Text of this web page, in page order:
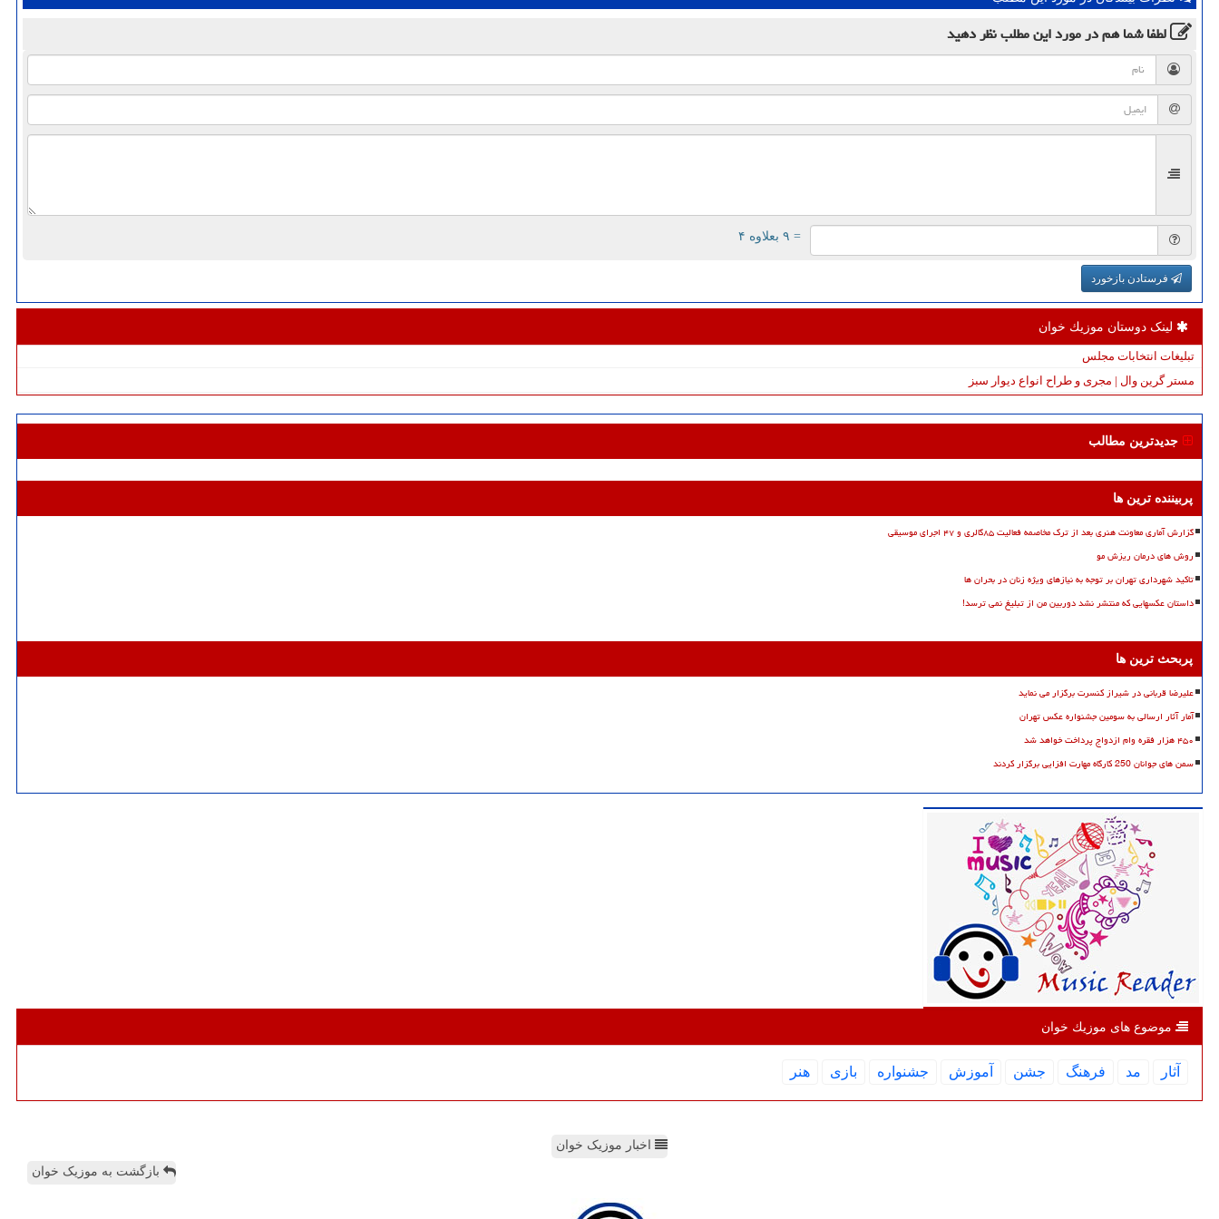
لطفا شما همدر مورد این مطلبنظر دهید
= ۹ بعلاوه ۴
فرستادن بازخورد
لینک دوستان موزیك خوان
تبلیغات انتخابات مجلس
مستر گرین وال | مجری و طراح انواع دیوار سبز
جدیدترین مطالب
پربیننده ترین ها
گزارش آماری معاونت هنری بعد از ترک مخاصمه فعالیت ۸۵گالری و ۴۷ اجرای موسیقی
روش های درمان ریزش مو
تاکید شهرداری تهران بر توجه به نیازهای ویژه زنان در بحران ها
داستان عکسهایی که منتشر نشد دوربین من از تبلیغ نمی ترسد!
پربحث ترین ها
علیرضا قربانی در شیراز کنسرت برگزار می نماید
آمار آثار ارسالی به سومین جشنواره عکس تهران
۴۵۰ هزار فقره وام ازدواج پرداخت خواهد شد
سمن های جوانان 250 کارگاه مهارت افزایی برگزار کردند
موضوع های موزیك خوان
آثار مد فرهنگ جشن آموزش جشنواره بازی هنر
اخبار موزیک خوان
بازگشت به موزیک خوان